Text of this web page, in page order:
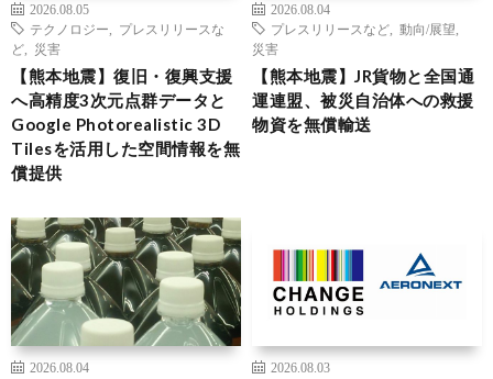
2026.08.05
テクノロジー
プレスリリースな
ど
災害
【熊本地震】復旧・復興支援
へ高精度3次元点群データと
Google Photorealistic 3D
Tilesを活用した空間情報を無
償提供
2026.08.04
プレスリリースなど
動向/展望
災害
【熊本地震】JR貨物と全国通
運連盟、被災自治体への救援
物資を無償輸送
2026.08.04
2026.08.03